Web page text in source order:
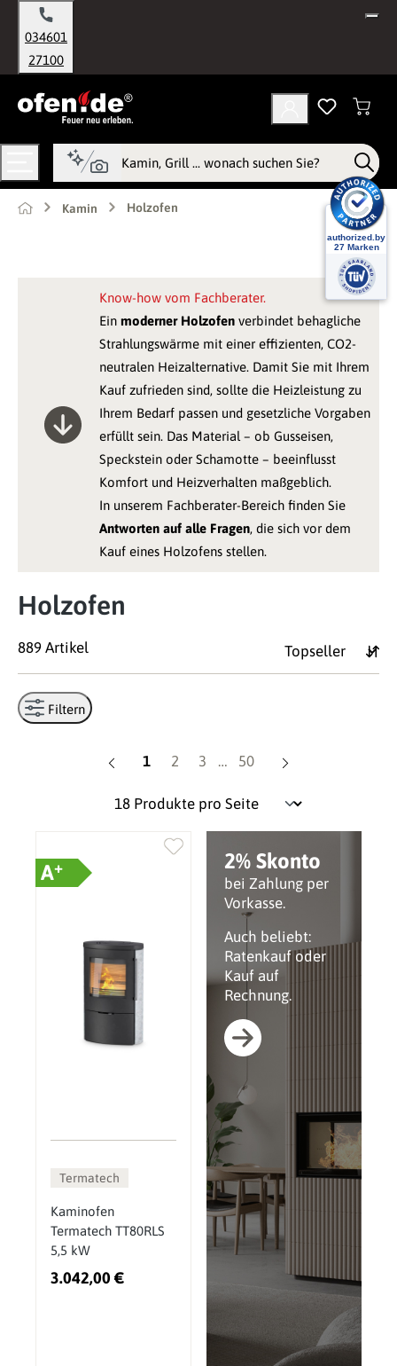
springen
034601
27100
Kamin Holzofen
Know-how vom Fachberater.
Ein moderner Holzofen verbindet behagliche
Strahlungswärme mit einer effizienten, CO2-
neutralen Heizalternative. Damit Sie mit Ihrem
Kauf zufrieden sind, sollte die Heizleistung zu
Ihrem Bedarf passen und gesetzliche Vorgaben
erfüllt sein. Das Material – ob Gusseisen,
Speckstein oder Schamotte – beeinflusst
Komfort und Heizverhalten maßgeblich.
In unserem Fachberater-Bereich finden Sie
Antworten auf alle Fragen, die sich vor dem
Kauf eines Holzofens stellen.
Holzofen
889 Artikel
Filtern
Seite
1 Seite
2 Seite
3 … Seite
50
2% Skonto
bei Zahlung per
Vorkasse.
Auch beliebt:
Ratenkauf oder
Kauf auf
Rechnung.
A+
Termatech
Kaminofen
Termatech TT80RLS
5,5 kW
3.042,00 €